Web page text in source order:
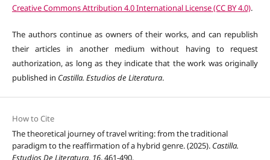
Creative Commons Attribution 4.0 International License (CC BY 4.0).
The authors continue as owners of their works, and can republish
their articles in another medium without having to request
authorization, as long as they indicate that the work was originally
published in Castilla. Estudios de Literatura.
How to Cite
The theoretical journey of travel writing: from the traditional
paradigm to the reaffirmation of a hybrid genre. (2025). Castilla.
Estudios De Literatura, 16, 461-490.